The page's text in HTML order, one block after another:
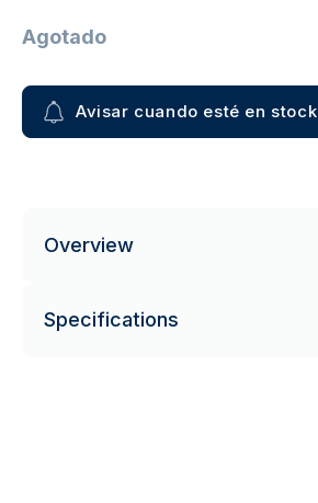
Agotado
Avisar cuando esté en stock
Overview
Specifications